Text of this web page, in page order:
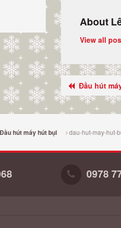
About
View all
Đầu hút
Đầu hút máy hút bụi dau-hut-may-hut-
0978